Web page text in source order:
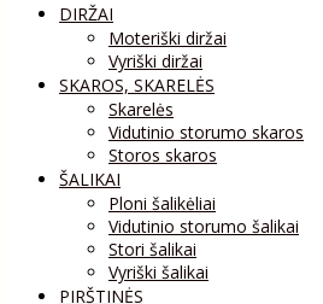
DIRŽAI
Moteriški diržai
Vyriški diržai
SKAROS, SKARELĖS
Skarelės
Vidutinio storumo skaros
Storos skaros
ŠALIKAI
Ploni šalikėliai
Vidutinio storumo šalikai
Stori šalikai
Vyriški šalikai
PIRŠTINĖS